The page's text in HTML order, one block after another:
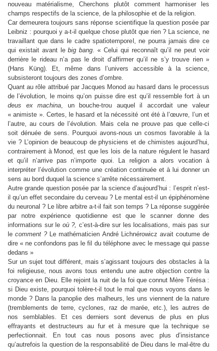
nouveau matérialisme, Cherchons plutôt comment harmoniser les
champs respectifs de la science, de la philosophie et de la religion.
Car demeurera toujours sans réponse scientifique la question posée par
Leibniz : pourquoi y a-t-il quelque chose plutôt que rien ? La science, ne
travaillant que dans le cadre spatiotemporel, ne pourra jamais dire ce
qui existait avant lebig bang. « Celui qui reconnaît qu’il ne peut voir
derrière le rideau n’a pas le droit d’affirmer qu’il ne s’y trouve rien »
(Hans Küng). Et, même dans l’univers accessible à la science,
subsisteront toujours des zones d’ombre.
Quant au rôle attribué par Jacques Monod au hasard dans le processus
de l’évolution, le moins qu’on puisse dire est qu’il ressemble fort à un
deus ex machina, un bouche-trou auquel il accordait une valeur
« animiste ». Certes, le hasard et la nécessité ont été à l’œuvre, l’un et
l’autre, au cours de l’évolution. Mais cela ne prouve pas que celle-ci
soit dénuée de sens. Pourquoi avons-nous un cosmos favorable à la
vie ? L’opinion de beaucoup de physiciens et de chimistes aujourd’hui,
contrairement à Monod, est que les lois de la nature régulent le hasard
et qu’il n’arrive pas n’importe quoi. La religion a alors vocation à
interpréter l’évolution comme une création continuée et à lui donner un
sens au bord duquel la science s’arrête nécessairement.
Autre grande question posée par la science d’aujourd’hui : l’esprit n’est-
il qu’un effet secondaire du cerveau ? Le mental est-il un épiphénomène
du neuronal ? Le libre arbitre a-t-il fait son temps ? La réponse suggérée
par notre expérience quotidienne est que le scanner donne des
informations sur le où ?, c’est-à-dire sur les localisations, mais pas sur
lecomment ?Le mathématicien André Lichnérowicz avait coutume de
dire « ne confondons pas le fil du téléphone avec le message qui passe
dedans »
Sur un sujet tout différent, mais s’agissant toujours des obstacles à la
foi religieuse, nous avons tous entendu une autre objection contre la
croyance en Dieu. Elle rejoint la nuit de la foi que connut Mère Térésa :
si Dieu existe, pourquoi tolère-t-il tout le mal que nous voyons dans le
monde ? Dans la panoplie des malheurs, les uns viennent de la nature
(tremblements de terre, cyclones, raz de marée, etc.), les autres de
nos semblables. Et ces derniers sont devenus de plus en plus
effrayants et destructeurs au fur et à mesure que la technique se
perfectionnait. En tout cas nous posons avec plus d’insistance
qu’autrefois la question de la responsabilité de Dieu dans le mal-être du